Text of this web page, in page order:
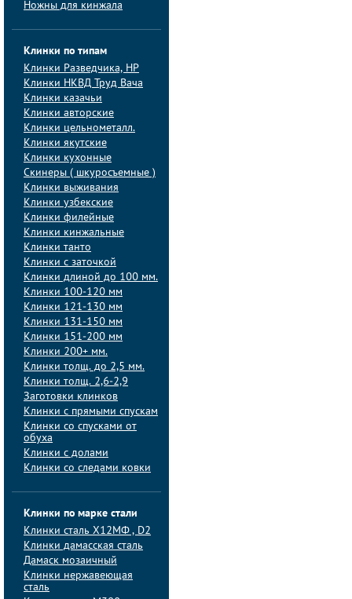
Ножны для кинжала
Клинки по типам
Клинки Pазведчика, НP
Клинки НКВД Труд Вача
Клинки казачьи
Клинки авторские
Клинки цельнометалл.
Клинки якутские
Клинки кухонные
Скинеры ( шкуросъемные )
Клинки выживания
Клинки узбекские
Клинки филейные
Клинки кинжальные
Клинки танто
Клинки с заточкой
Клинки длиной до 100 мм.
Клинки 100-120 мм
Клинки 121-130 мм
Клинки 131-150 мм
Клинки 151-200 мм
Клинки 200+ мм.
Клинки толщ. до 2,5 мм.
Клинки толщ. 2,6-2,9
Заготовки клинков
Клинки с прямыми спускам
Клинки со спусками от
обуха
Клинки с долами
Клинки со следами ковки
Клинки по марке стали
Клинки сталь Х12МФ , D2
Клинки дамасская сталь
Дамаск мозаичный
Клинки нержавеющая
сталь